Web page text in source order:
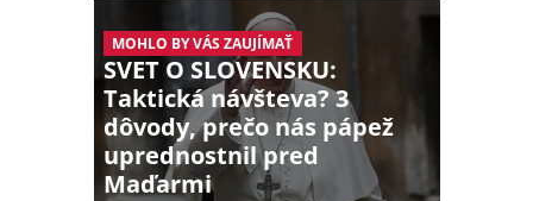
MOHLO BY VÁS ZAUJÍMAŤ
SVET O SLOVENSKU:
Taktická návšteva? 3
dôvody, prečo nás pápež
uprednostnil pred
Maďarmi